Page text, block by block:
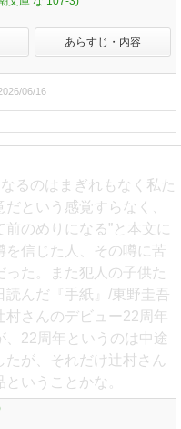
あらすじ・内容
06/16
るのはまぎれもなく私た
という感覚すらなく、
のめりになる”と本文に
を信じた人、その噂に苦
った。また犯人の子供た
読んだ『手紙』/東野圭吾
村さんのデビュー22周年
22周年というのは中途
が、それだけ辻村さん
いうことかな。